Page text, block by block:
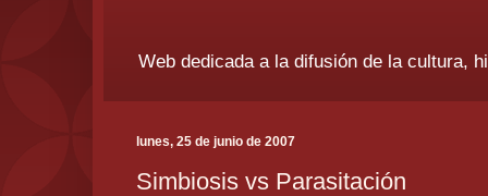
Web dedicada a la difusión de la cultura,
lunes, 25 de junio de 2007
Simbiosis vs Parasitación